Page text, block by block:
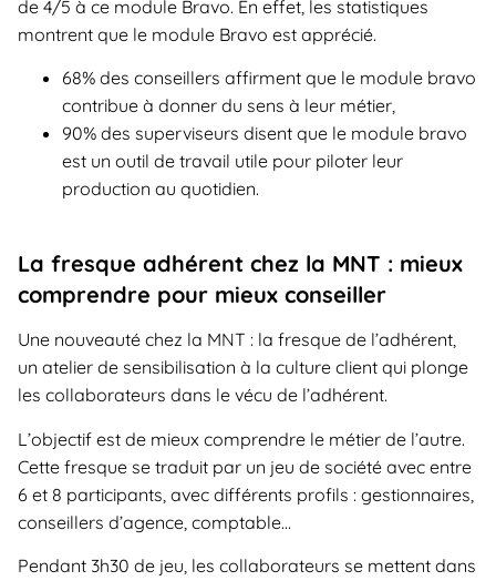
de 4/5 à ce module Bravo. En effet, les statistiques
montrent que le module Bravo est apprécié.
68% des conseillers affirment que le module bravo
contribue à donner du sens à leur métier,
90% des superviseurs disent que le module bravo
est un outil de travail utile pour piloter leur
production au quotidien.
La fresque adhérent chez la MNT : mieux
comprendre pour mieux conseiller
Une nouveauté chez la MNT : la fresque de l’adhérent,
un atelier de sensibilisation à la culture client qui plonge
les collaborateurs dans le vécu de l’adhérent.
L’objectif est de mieux comprendre le métier de l’autre.
Cette fresque se traduit par un jeu de société avec entre
6 et 8 participants, avec différents profils : gestionnaires,
conseillers d’agence, comptable…
Pendant 3h30 de jeu, les collaborateurs se mettent dans